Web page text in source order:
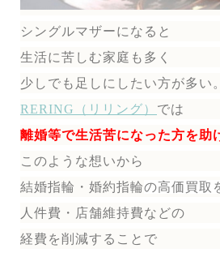
シングルマザーになると
生活に苦しむ家庭も多く
少しでも足しにしたい方が多い。
RERING（リリング） では
離婚等で生活苦になった方を助
このような想いから
結婚指輪・婚約指輪の高価買取
人件費・店舗維持費などの
経費を削減することで